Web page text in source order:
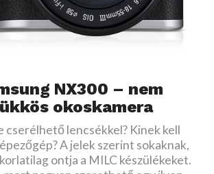
NX300 – nem
okoskamera
cserélhető lencsékkel? Kinek kell
A jelek szerint sokaknak,
ontja a MILC készülékeket.